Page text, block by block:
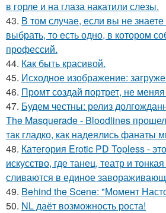
в горле и на глаза накатили слезы.
43. В том случае, если вы не знаете
выбрать, то есть одно, в котором
профессий.
44. Как быть красивой.
45. Исходное изображение:
46. Промт создай портрет, не
47. Будем честны: релиз
The Masquerade - Bloodlines
так гладко, как надеялись фанаты
48. Категория Erotic PD Topless -
искусство, где танец, театр и
сливаются в единое
49. Behind the Scene: "Момент
50. NL даёт возможность роста!